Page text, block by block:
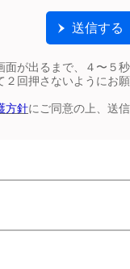
が出るまで、４〜５秒
２回押さないようにお願
方針にご同意の上、送